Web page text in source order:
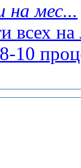
на мес...
на
10